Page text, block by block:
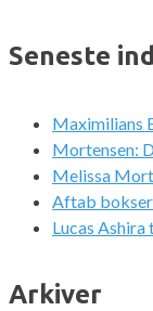
Seneste
Maximilians
Mortensen:
Melissa
Aftab bokser
Lucas
Arkiver